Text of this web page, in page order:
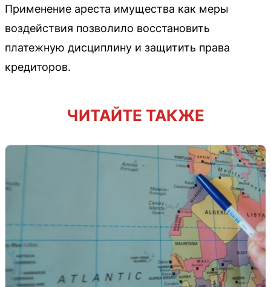
Применение ареста имущества как меры
воздействия позволило восстановить
платежную дисциплину и защитить права
кредиторов.
ЧИТАЙТЕ ТАКЖЕ